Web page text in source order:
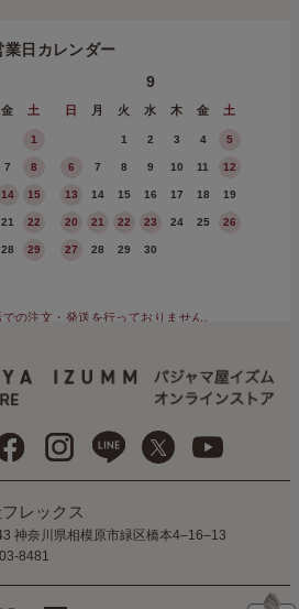
業日カレンダー
金 土
1
7 8
14 15
21 22
28 29
9
日 月 火 水 木 金 土
1 2 3 4 5
6 7 8 9 10 11 12
13 14 15 16 17 18 19
20 21 22 23 24 25 26
27 28 29 30
の注文・発送を行っておりません。
レックス
神奈川県相模原市緑区橋本4–16–13
8481